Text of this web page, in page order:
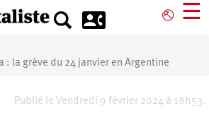
⎋ ☰
: la grève du 24 janvier en Argentine
Publié le Vendredi 9 février 2024 à 18h53.